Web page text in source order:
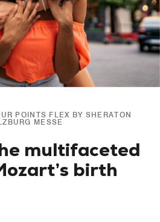
POINTS FLEX BY SHERATON
MESSE
multifaceted
birth